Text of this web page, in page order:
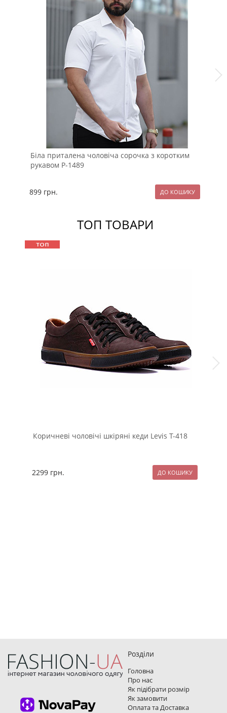
Біла приталена чоловіча сорочка з коротким
рукавом Р-1489
899 грн.
ТОП ТОВАРИ
Коричневі чоловічі шкіряні кеди Levis Т-418
2299 грн.
Розділи
Головна
Про нас
Як підібрати розмір
Як замовити
Оплата та Доставка